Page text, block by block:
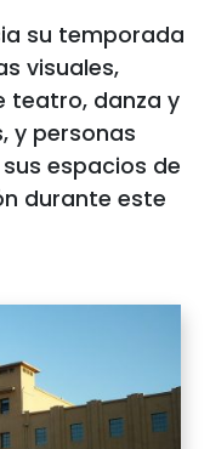
su temporada
visuales,
teatro, danza y
y personas
espacios de
durante este